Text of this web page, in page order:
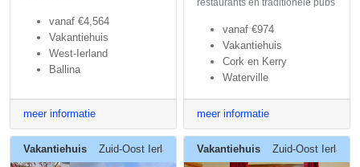
vanaf €4,564
Vakantiehuis
West-Ierland
Ballina
meer informatie
vanaf €974
Vakantiehuis
Cork en Kerry
Waterville
meer informatie
Vakantiehuis Zuid-Oost Ierland Vakantiehuis Zuid-Oost Ierland